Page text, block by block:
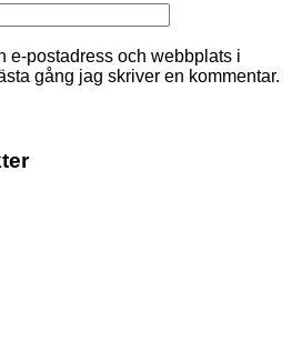
e-postadress och webbplats i
gång jag skriver en kommentar.